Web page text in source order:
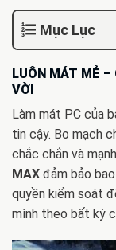
Mục Lục
LUÔN MÁT MẺ –
VỜI
Làm mát PC của
tin cậy. Bo mạch
chắc chắn và
MAX đảm bảo
quyền kiểm soát
mình theo bất kỳ